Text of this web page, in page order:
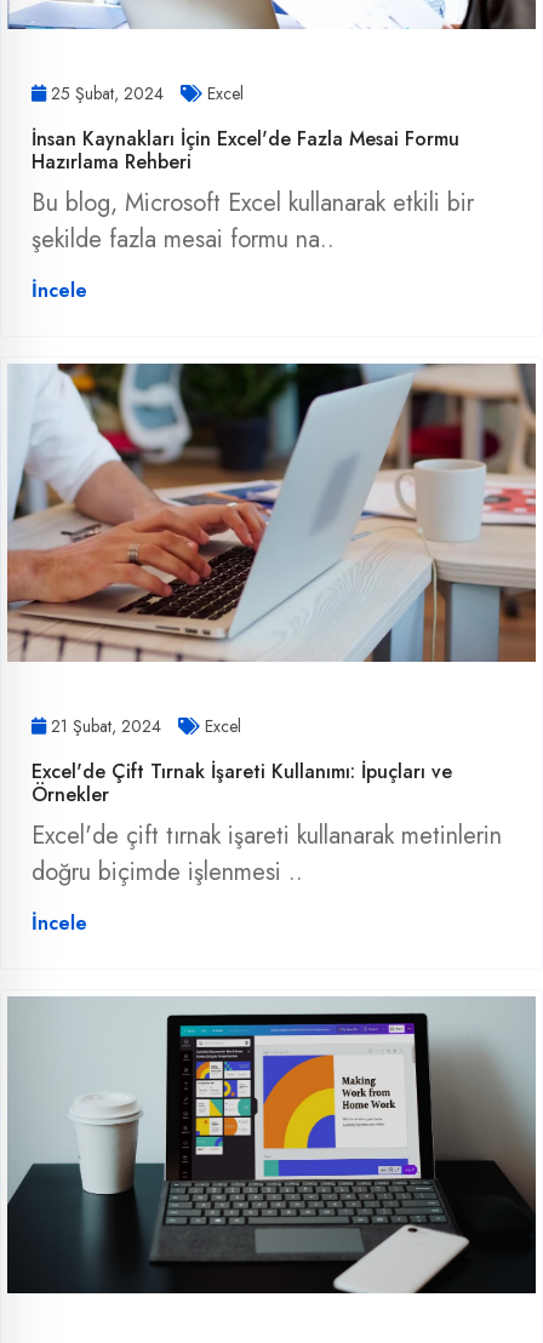
25 Şubat, 2024 Excel
İnsan Kaynakları İçin Excel'de Fazla Mesai Formu
Hazırlama Rehberi
Bu blog, Microsoft Excel kullanarak etkili bir
şekilde fazla mesai formu na..
İncele
21 Şubat, 2024 Excel
Excel'de Çift Tırnak İşareti Kullanımı: İpuçları ve
Örnekler
Excel'de çift tırnak işareti kullanarak metinlerin
doğru biçimde işlenmesi ..
İncele